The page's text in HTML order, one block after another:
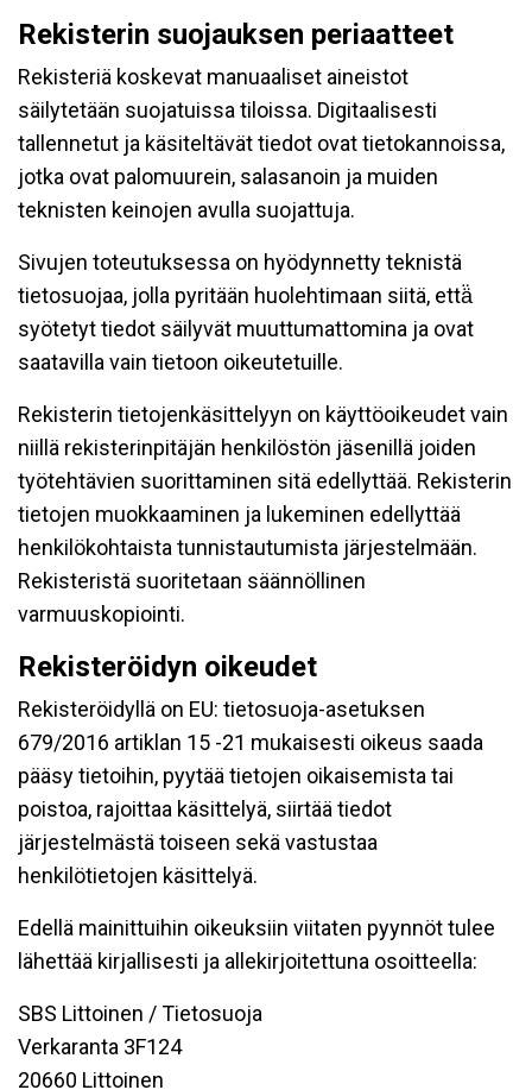
Rekisterin suojauksen periaatteet
Rekisteriä koskevat manuaaliset aineistot
säilytetään suojatuissa tiloissa. Digitaalisesti
tallennetut ja käsiteltävät tiedot ovat tietokannoissa,
jotka ovat palomuurein, salasanoin ja muiden
teknisten keinojen avulla suojattuja.
Sivujen toteutuksessa on hyödynnetty teknistä
tietosuojaa, jolla pyritään huolehtimaan siitä, että̈
syötetyt tiedot säilyvät muuttumattomina ja ovat
saatavilla vain tietoon oikeutetuille.
Rekisterin tietojenkäsittelyyn on käyttöoikeudet vain
niillä rekisterinpitäjän henkilöstön jäsenillä joiden
työtehtävien suorittaminen sitä edellyttää. Rekisterin
tietojen muokkaaminen ja lukeminen edellyttää
henkilökohtaista tunnistautumista järjestelmään.
Rekisteristä suoritetaan säännöllinen
varmuuskopiointi.
Rekisteröidyn oikeudet
Rekisteröidyllä on EU: tietosuoja-asetuksen
679/2016 artiklan 15 -21 mukaisesti oikeus saada
pääsy tietoihin, pyytää tietojen oikaisemista tai
poistoa, rajoittaa käsittelyä, siirtää tiedot
järjestelmästä toiseen sekä vastustaa
henkilötietojen käsittelyä.
Edellä mainittuihin oikeuksiin viitaten pyynnöt tulee
lähettää kirjallisesti ja allekirjoitettuna osoitteella:
SBS Littoinen / Tietosuoja
Verkaranta 3F124
20660 Littoinen